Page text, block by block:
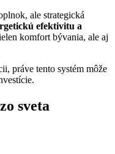
ale strategická
efektivitu a
komfort bývania, ale aj
práve tento systém môže
zo sveta